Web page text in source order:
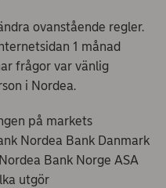
ovanstående regler.
1 månad
frågor var vänlig
i Nordea.
på markets
Nordea Bank Danmark
Bank Norge ASA
utgör